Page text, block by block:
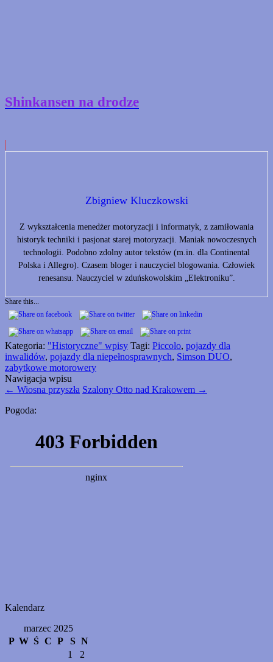
Shinkansen na drodze
Zbigniew Kluczkowski
Z wykształcenia menedżer motoryzacji i informatyk, z zamiłowania
historyk techniki i pasjonat starej motoryzacji. Maniak nowoczesnych
technologii. Podobno zdolny autor tekstów (m.in. dla Continental
Polska i Allegro). Czasem bloger i nauczyciel blogowania. Człowiek
renesansu. Nauczyciel w zduńskowolskim „Elektroniku”.
Share this...
Kategoria: "Historyczne" wpisy Tagi: Piccolo, pojazdy dla
inwalidów, pojazdy dla niepełnosprawnych, Simson DUO,
zabytkowe motorowery
Nawigacja wpisu
← Wiosna przyszła Szalony Otto nad Krakowem →
Pogoda:
Kalendarz
marzec 2025
P W Ś C P S N
1
2